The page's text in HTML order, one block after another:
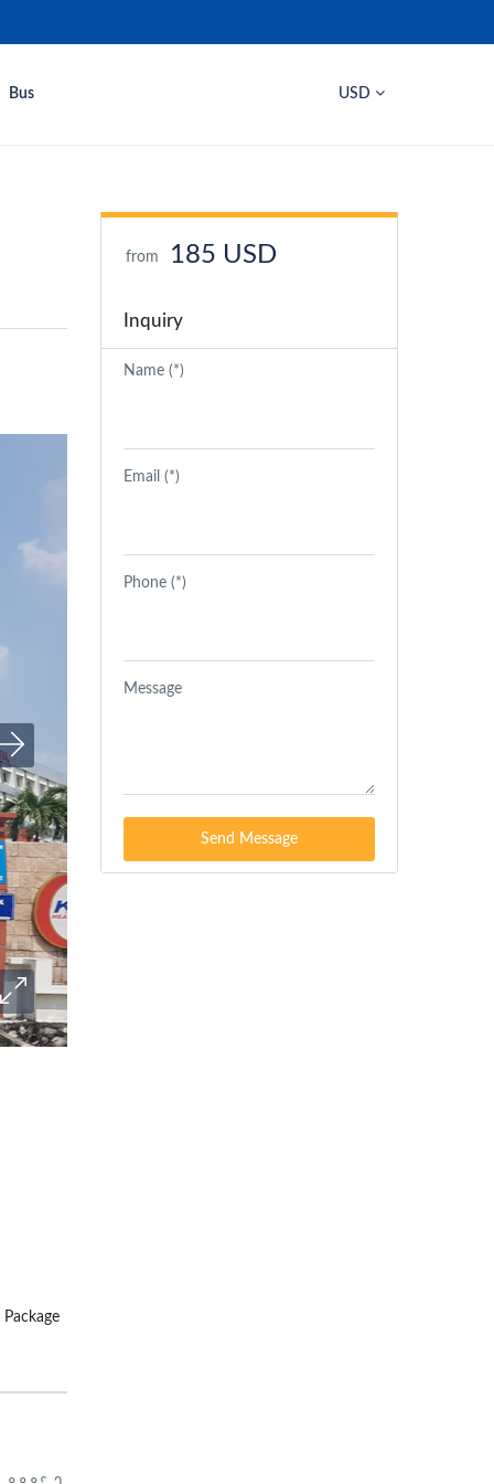
Bus USD
Package
from 185 USD
Inquiry
Name (*)
Email (*)
Phone (*)
Message